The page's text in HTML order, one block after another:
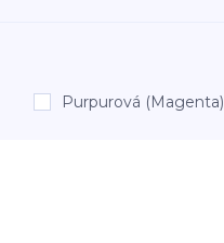
Purpurová (Magenta)